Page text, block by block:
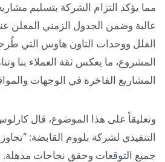
مما يؤكد التزام الشركة بتسليم
عالية وضمن الجدول الزمني المعلن
الفلل ووحدات التاون هاوس التي
المشروع، ما يعكس ثقة العملاء بنا
المشاريع الفاخرة في الوجهات
وتعليقاً على هذا الموضوع، قال
التنفيذي لشركة بلووم القابضة:
جميع التوقعات وحقق نجاحات